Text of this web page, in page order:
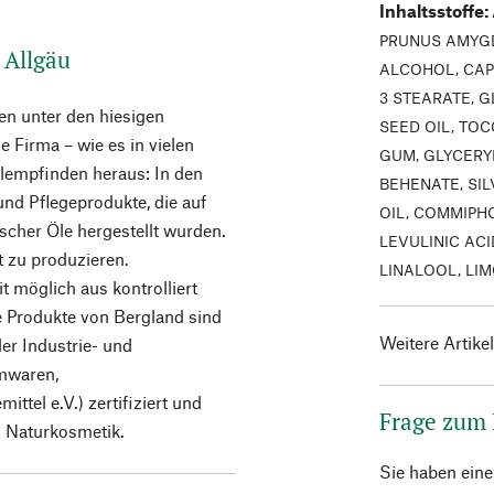
unter den hiesigen
Firma – wie es in vielen
heraus: In den
Pflegeprodukte, die auf
Öle hergestellt wurden.
zu produzieren.
möglich aus kontrolliert
von Bergland sind
Industrie- und
e.V.) zertifiziert und
Inhaltsstoffe:
PRUNUS
ALCOHOL,
3 STEARATE,
SEED OIL,
GUM,
BEHENATE,
OIL,
LEVULINIC
LINALOOL,
Weitere
Frage
Sie haben